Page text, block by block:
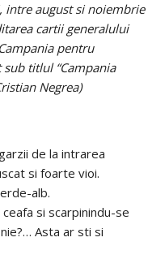
intre august si noiembrie
cartii generalului
pentru
titlul “Campania
Negrea)
de la intrarea
si foarte vioi.
alb.
si scarpinindu-se
Asta ar sti si